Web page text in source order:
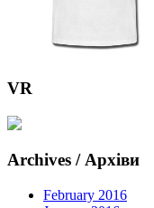
VR
Archives / Архіви
February 2016